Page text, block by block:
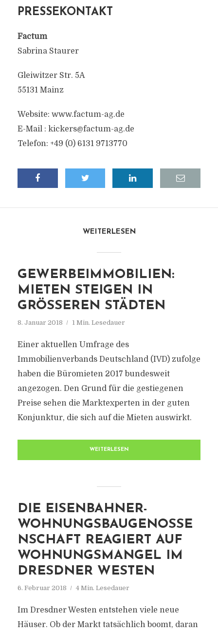
PRESSEKONTAKT
Factum
Sabrina Staurer
Gleiwitzer Str. 5A
55131 Mainz
Website: www.factum-ag.de
E-Mail : kickers@factum-ag.de
Telefon: +49 (0) 6131 9713770
WEITERLESEN
GEWERBEIMMOBILIEN:
MIETEN STEIGEN IN
GRÖSSEREN STÄDTEN
8. Januar 2018 1 Min. Lesedauer
Einer aktuellen Umfrage des
Immobilienverbands Deutschland (IVD) zufolge
haben die Büromieten 2017 bundesweit
angezogen. Den Grund für die gestiegenen
Preise sehen die Marktexperten in der guten
Konjunktur, die sich auf die Mieten auswirkt.
WEITERLESEN
DIE EISENBAHNER-
WOHNUNGSBAUGENOSSE
NSCHAFT REAGIERT AUF
WOHNUNGSMANGEL IM
DRESDNER WESTEN
6. Februar 2018 4 Min. Lesedauer
Im Dresdner Westen entstehen viele neue
Häuser. Ob der Markt tatsächlich boomt, daran